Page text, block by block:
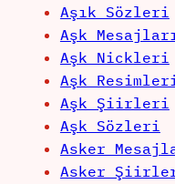
Aşık Sözleri
Aşk
Aşk Nickleri
Aşk
Aşk Şiirleri
Aşk Sözleri
Asker
Asker